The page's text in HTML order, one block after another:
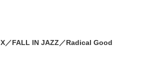
／FALL IN JAZZ／Radical Good